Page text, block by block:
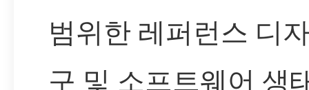
범위한 레퍼런스 디
구 및 소프트웨어 생